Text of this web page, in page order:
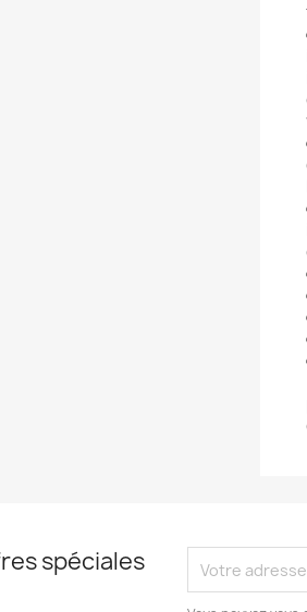
spéciales